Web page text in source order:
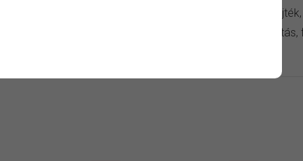
szappan, sampon, vegyszer,
páratartalom, ütés vagy negatív külső